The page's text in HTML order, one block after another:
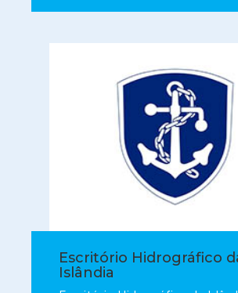
Escritório Hidrográfico
Islândia